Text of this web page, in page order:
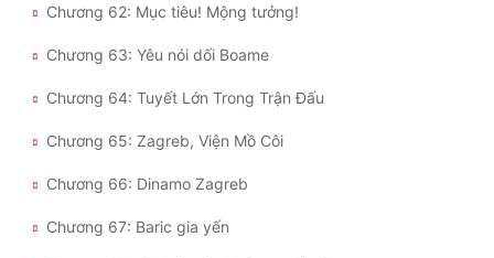
Chương 62: Mục tiêu! Mộng tưởng!
Chương 63: Yêu nói dối Boame
Chương 64: Tuyết Lớn Trong Trận Đấu
Chương 65: Zagreb, Viện Mồ Côi
Chương 66: Dinamo Zagreb
Chương 67: Baric gia yến